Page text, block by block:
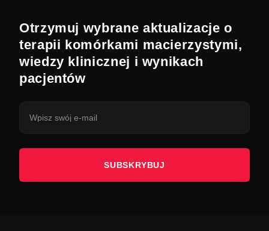
Otrzymuj wybrane aktualizacje o
terapii komórkami macierzystymi,
wiedzy klinicznej i wynikach
pacjentów
SUBSKRYBUJ